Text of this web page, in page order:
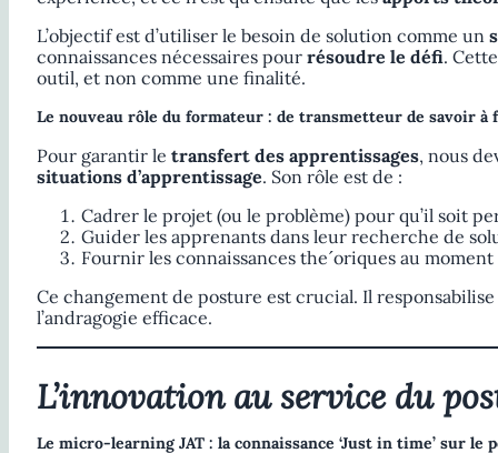
L’objectif est d’utiliser le besoin de solution comme un
connaissances nécessaires pour résoudre le défi.
outil, et non comme une finalité.
Le nouveau rôle du formateur : de transmetteur de savoir à
Pour garantir le transfert des apprentissages, nous
situations d’apprentissage. Son rôle est de :
Cadrer le projet (ou le problème) pour qu’il soit
Guider les apprenants dans leur recherche de
Fournir les connaissances theˊoriques au
Ce changement de posture est crucial. Il
l’andragogie efficace.
L’innovation au service du
Le micro-learning JAT : la connaissance ‘Just in time’ sur le